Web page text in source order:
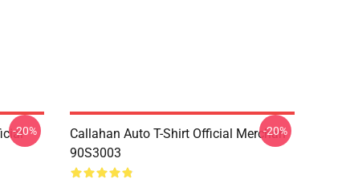
-20%
Callahan Auto T-Shirt Official Merchan
90S3003
-20%